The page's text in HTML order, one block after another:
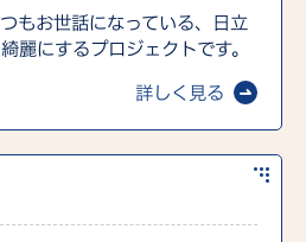
もお世話になっている、日立
麗にするプロジェクトです。
詳しく見る